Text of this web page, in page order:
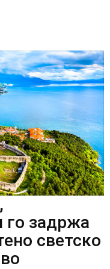
го задржа
светско